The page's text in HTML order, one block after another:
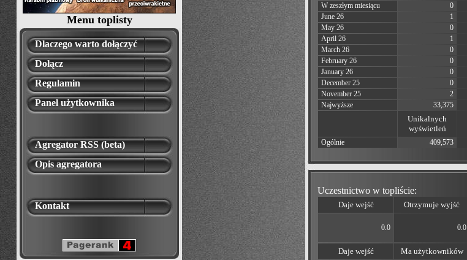
Menu toplisty
Dlaczego warto dołączyć
Dołącz
Regulamin
Panel użytkownika
Agregator RSS (beta)
Opis agregatora
Kontakt
W zeszłym miesiącu
0
June 26
1
May 26
0
April 26
1
March 26
0
February 26
0
January 26
0
December 25
0
November 25
2
Najwyższe
33,375
Unikalnych
wyświetleń
Ogólnie 409,573
Uczestnictwo w topliście:
Daje wejść Otrzymuje wyjść
0.0 0.0
Daje wejść Ma użytkowników